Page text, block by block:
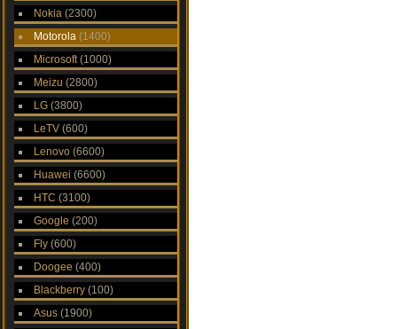
Nokia (2300)
Motorola (1400)
Microsoft(1000)
Meizu (2800)
LG (3800)
LeTV (600)
Lenovo (6600)
Huawei (6600)
HTC (3100)
Google (200)
Fly (600)
Doogee (400)
Blackberry (100)
Asus (1900)